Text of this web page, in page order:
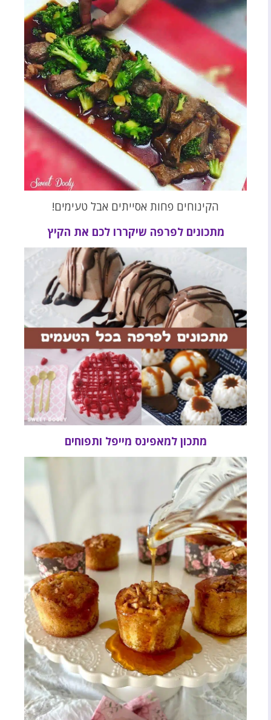
הקינוחים פחות אסייתים אבל טעימים!
מתכונים לפרפה שיקררו לכם את הקיץ
מתכון למאפינס מייפל ותפוחים